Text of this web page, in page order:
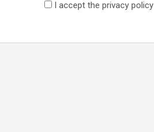
I accept the privacy policy